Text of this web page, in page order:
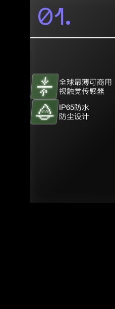
01.
全球最薄可商用
视触觉传感器
IP65防水
防尘设计